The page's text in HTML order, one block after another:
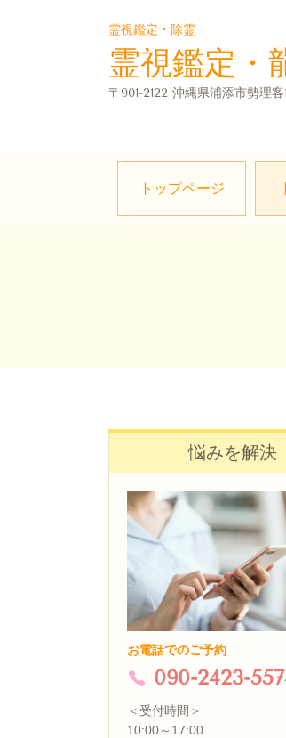
霊視鑑定・除霊
霊視鑑定・
〒901-2122 沖縄県浦添市勢理
トップページ
悩みを解決
お電話でのご予約
090-2423-
＜受付時間＞
10:00～17:00